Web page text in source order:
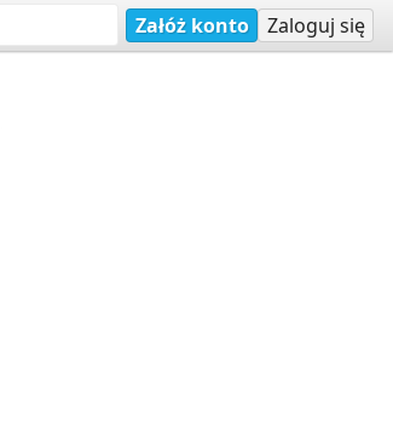
Załóż konto Zaloguj się